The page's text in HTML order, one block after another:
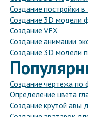
Создание постройки в
Создание 3D модели
Создание VFX
Создание анимации
Создание 3D модели
Создание чертежа по
Определение цвета
Создание крутой авы